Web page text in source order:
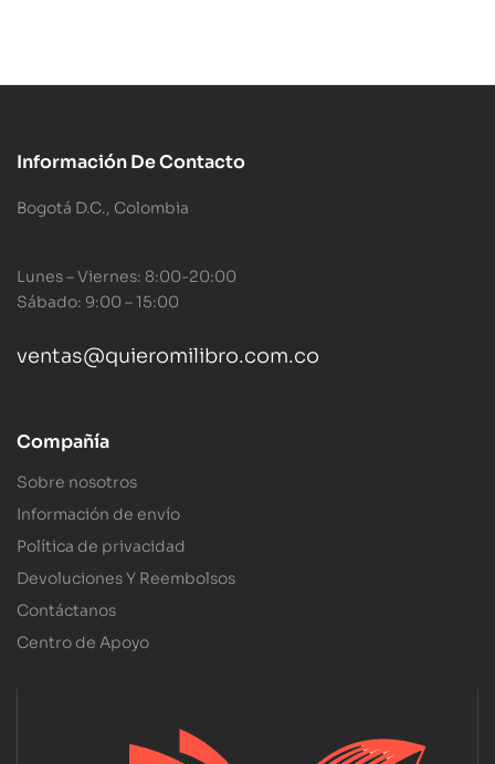
Información De Contacto
Bogotá D.C., Colombia
Lunes – Viernes: 8:00-20:00
Sábado: 9:00 – 15:00
ventas@quieromilibro.com.co
Compañía
Sobre nosotros
Información de envío
Política de privacidad
Devoluciones Y Reembolsos
Contáctanos
Centro de Apoyo